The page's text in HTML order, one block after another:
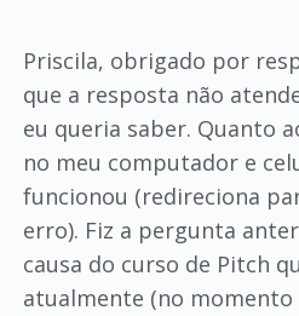
Priscila, obrigado por
que a resposta não
eu queria saber. Quanto
no meu computador e
funcionou (redireciona
erro). Fiz a pergunta
causa do curso de Pitch
atualmente (no momento